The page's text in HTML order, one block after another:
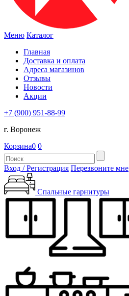
Меню Каталог
Главная
Доставка и оплата
Адреса магазинов
Отзывы
Новости
Акции
+7 (900) 951-88-99
г. Воронеж
Корзина0 0
Вход / Регистрация Перезвоните мне
Спальные гарнитуры